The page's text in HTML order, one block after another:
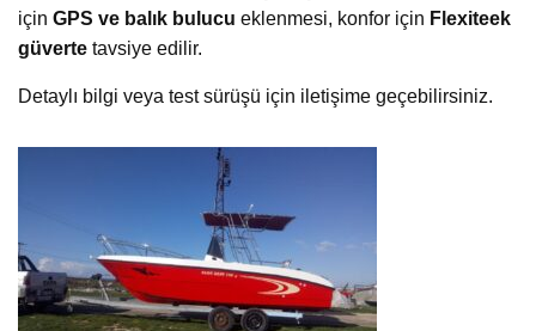
için GPS ve balık bulucu eklenmesi, konfor için Flexiteek
güverte tavsiye edilir.
Detaylı bilgi veya test sürüşü için iletişime geçebilirsiniz.